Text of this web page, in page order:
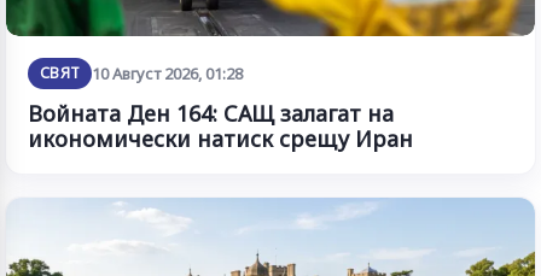
СВЯТ 10 Август 2026, 01:28
Войната Ден 164: САЩ залагат на
икономически натиск срещу Иран